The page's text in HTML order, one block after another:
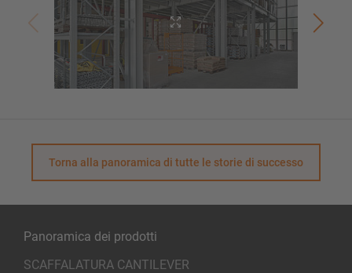
Torna alla panoramica di tutte le storie di successo
Panoramica dei prodotti
SCAFFALATURA CANTILEVER